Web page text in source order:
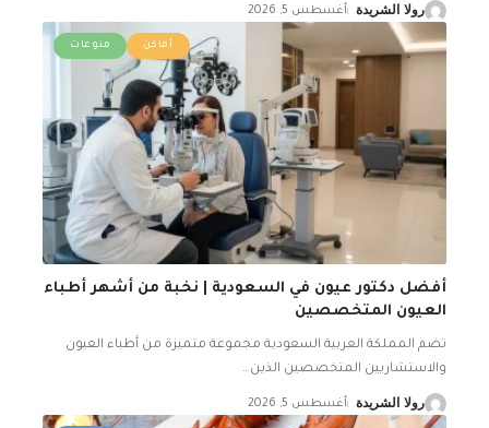
رولا الشريدة أغسطس 5, 2026
أماكن منوعات
أفضل دكتور عيون في السعودية | نخبة من أشهر أطباء
العيون المتخصصين
تضم المملكة العربية السعودية مجموعة متميزة من أطباء العيون
والاستشاريين المتخصصين الذين…
رولا الشريدة أغسطس 5, 2026